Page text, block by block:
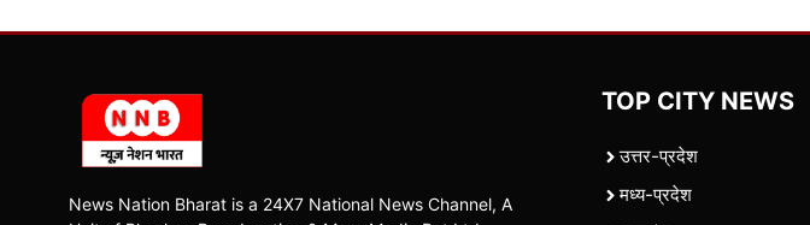
News Nation Bharat is a 24X7 National News Channel, A
TOP CITY NEWS
उत्तर-प्रदेश
मध्य-प्रदेश